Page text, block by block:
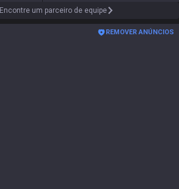
Encontre um parceiro de equipe
REMOVER ANÚNCIOS